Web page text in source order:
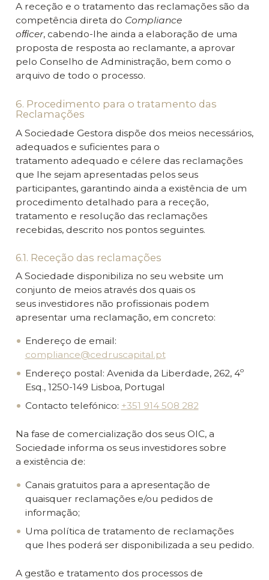
A receção e o tratamento das reclamações são da
competência direta do Compliance
oﬃcer, cabendo-lhe ainda a elaboração de uma
proposta de resposta ao reclamante, a aprovar
pelo Conselho de Administração, bem como o
arquivo de todo o processo.
6. Procedimento para o tratamento das
Reclamações
A Sociedade Gestora dispõe dos meios necessários,
adequados e suficientes para o
tratamento adequado e célere das reclamações
que lhe sejam apresentadas pelos seus
participantes, garantindo ainda a existência de um
procedimento detalhado para a receção,
tratamento e resolução das reclamações
recebidas, descrito nos pontos seguintes.
6.1. Receção das reclamações
A Sociedade disponibiliza no seu website um
conjunto de meios através dos quais os
seus investidores não profissionais podem
apresentar uma reclamação, em concreto:
Endereço de email:
compliance@cedruscapital.pt
Endereço postal: Avenida da Liberdade, 262, 4º
Esq., 1250-149 Lisboa, Portugal
Contacto telefónico: +351 914 508 282
Na fase de comercialização dos seus OIC, a
Sociedade informa os seus investidores sobre
a existência de:
Canais gratuitos para a apresentação de
quaisquer reclamações e/ou pedidos de
informação;
Uma política de tratamento de reclamações
que lhes poderá ser disponibilizada a seu pedido.
A gestão e tratamento dos processos de